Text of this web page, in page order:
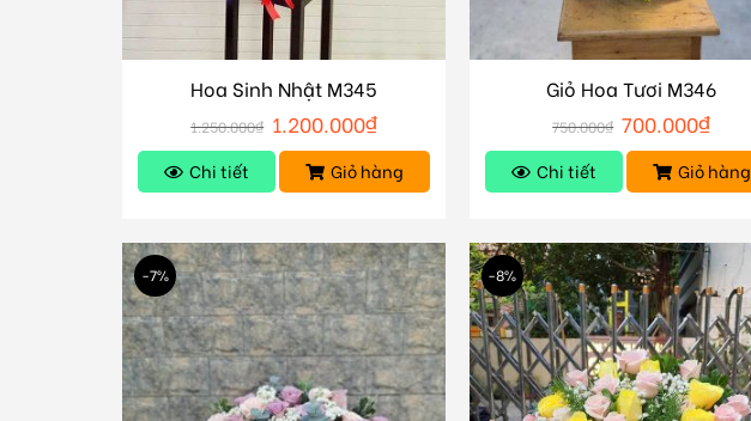
Hoa Sinh Nhật M345
1.250.000₫ 1.200.000₫
Chi tiết Giỏ hàng
Giỏ Hoa Tươi M346
750.000₫ 700.000₫
Chi tiết Giỏ hàng
-7% -8%